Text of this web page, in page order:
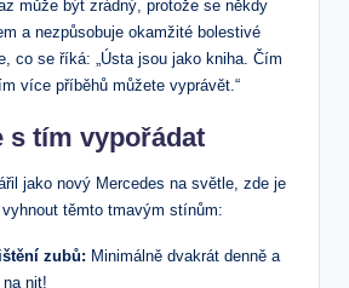
může být zrádný, protože se někdy
a nezpůsobuje okamžité bolestivé
co se říká: „Ústa jsou jako kniha. Čím
více příběhů můžete vyprávět.“
s tím vypořádat
jako nový Mercedes na světle, zde je
těmto tmavým stínům:
zubů: Minimálně dvakrát denně a
nit!